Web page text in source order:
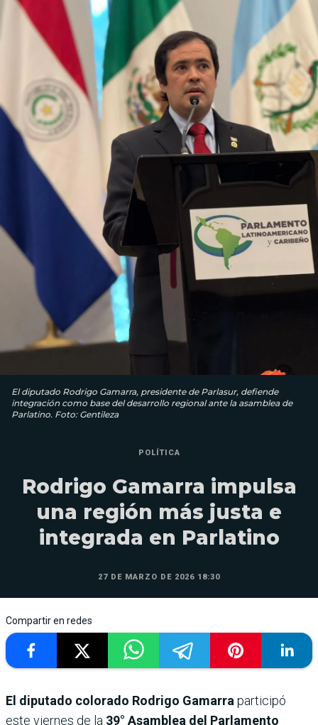
El diputado Rodrigo Gamarra, presidente de Parlasur, defiende
integración como base del desarrollo regional ante la asamblea de
Parlatino. Foto: Gentileza
POLÍTICA
Rodrigo Gamarra impulsa
una región más justa e
integrada en Parlatino
27 DE MARZO DE 2026 18:30
Compartir en redes
El diputado colorado Rodrigo Gamarra participó
este viernes de la 39° Asamblea del Parlamento